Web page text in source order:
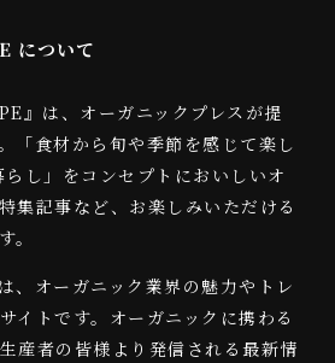
について
』は、オーガニックプレスが提
「食材から旬や季節を感じて楽し
し」をコンセプトにおいしいオ
集記事など、お楽しみいただける
。
、オーガニック業界の魅力やトレ
イトです。オーガニックに携わる
産者の皆様より発信される最新情